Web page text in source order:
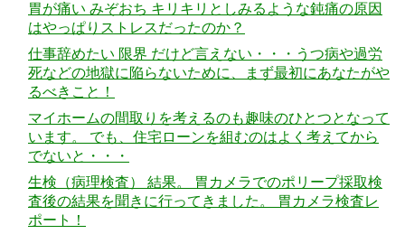
胃が痛い みぞおち キリキリとしみるような鈍痛の原因
はやっぱりストレスだったのか？
仕事辞めたい 限界 だけど言えない・・・うつ病や過労
死などの地獄に陥らないために、まず最初にあなたがや
るべきこと！
マイホームの間取りを考えるのも趣味のひとつとなって
います。 でも、住宅ローンを組むのはよく考えてから
でないと・・・
生検（病理検査） 結果。 胃カメラでのポリープ採取検
査後の結果を聞きに行ってきました。 胃カメラ検査レ
ポート！